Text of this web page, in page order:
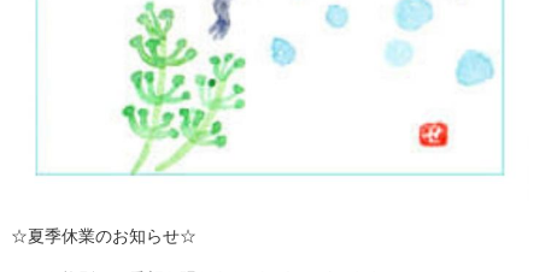
☆夏季休業のお知らせ☆